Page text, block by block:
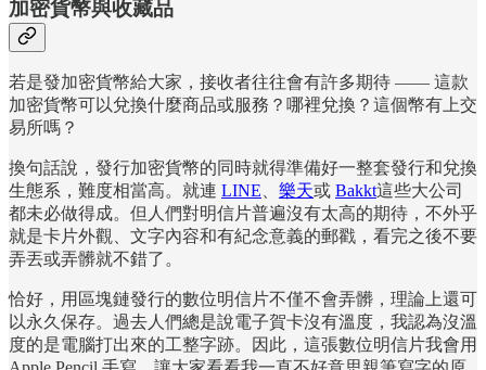
加密貨幣與收藏品
若是發加密貨幣給大家，接收者往往會有許多期待 —— 這款
加密貨幣可以兌換什麼商品或服務？哪裡兌換？這個幣有上交
易所嗎？
換句話說，發行加密貨幣的同時就得準備好一整套發行和兌換
生態系，難度相當高。就連 LINE 樂天或 Bakkt這些大公司
都未必做得成。但人們對明信片普遍沒有太高的期待，不外乎
就是卡片外觀、文字內容和有紀念意義的郵戳，看完之後不要
弄丟或弄髒就不錯了。
恰好，用區塊鏈發行的數位明信片不僅不會弄髒，理論上還可
以永久保存。過去人們總是說電子賀卡沒有溫度，我認為沒溫
度的是電腦打出來的工整字跡。因此，這張數位明信片我會用